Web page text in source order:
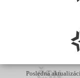
Posledná